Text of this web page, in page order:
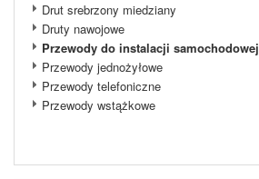
Drut srebrzony miedziany
Druty nawojowe
Przewody do instalacji samochodowej
Przewody jednożyłowe
Przewody telefoniczne
Przewody wstążkowe